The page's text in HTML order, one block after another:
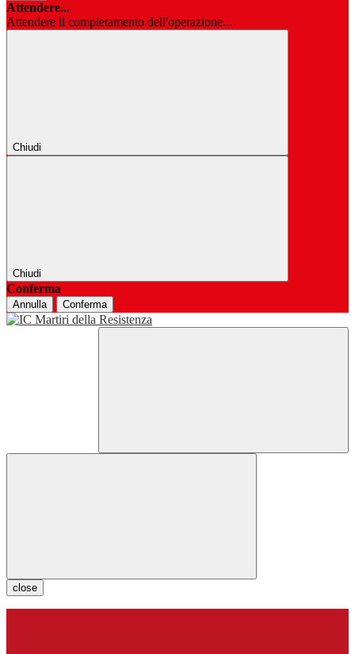
Attendere...
Attendere il completamento dell'operazione...
Chiudi
Chiudi
Conferma
Annulla Conferma
close